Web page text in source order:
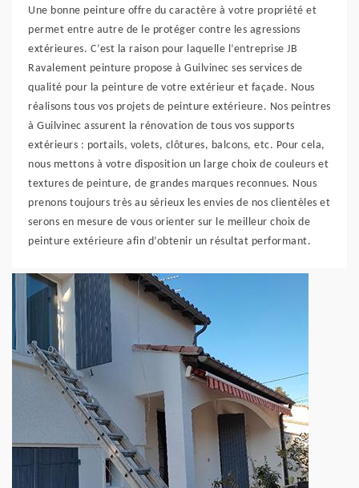
Une bonne peinture offre du caractère à votre propriété et
permet entre autre de le protéger contre les agressions
extérieures. C’est la raison pour laquelle l’entreprise JB
Ravalement peinture propose à Guilvinec ses services de
qualité pour la peinture de votre extérieur et façade. Nous
réalisons tous vos projets de peinture extérieure. Nos peintres
à Guilvinec assurent la rénovation de tous vos supports
extérieurs : portails, volets, clôtures, balcons, etc. Pour cela,
nous mettons à votre disposition un large choix de couleurs et
textures de peinture, de grandes marques reconnues. Nous
prenons toujours très au sérieux les envies de nos clientèles et
serons en mesure de vous orienter sur le meilleur choix de
peinture extérieure afin d’obtenir un résultat performant.